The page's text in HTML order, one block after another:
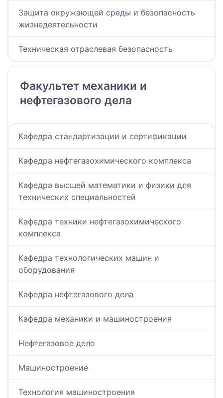
Защита окружающей среды и безопасность
жизнедеятельности
Техническая отраслевая безопасность
Факультет механики и
нефтегазового дела
Кафедра стандартизации и сертификации
Кафедра нефтегазохимического комплекса
Кафедра высшей математики и физики для
технических специальностей
Кафедра техники нефтегазохимического
комплекса
Кафедра технологических машин и
оборудования
Кафедра нефтегазового дела
Кафедра механики и машиностроения
Нефтегазовое дело
Машиностроение
Технология машиностроения